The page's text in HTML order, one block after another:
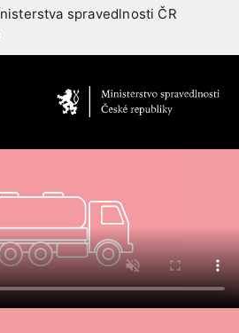
spravedlnosti ČR
Ministerstvo